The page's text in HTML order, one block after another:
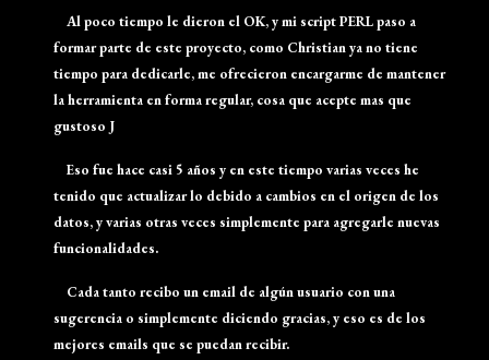
Al poco tiempo le dieron el OK, y mi script PERL paso a
formar parte de este proyecto, como Christian ya no tiene
tiempo para dedicarle, me ofrecieron encargarme de mantener
la herramienta en forma regular, cosa que acepte mas que
gustoso J
Eso fue hace casi 5 años y en este tiempo varias veces he
tenido que actualizar lo debido a cambios en el origen de los
datos, y varias otras veces simplemente para agregarle nuevas
funcionalidades.
Cada tanto recibo un email de algún usuario con una
sugerencia o simplemente diciendo gracias, y eso es de los
mejores emails que se puedan recibir.